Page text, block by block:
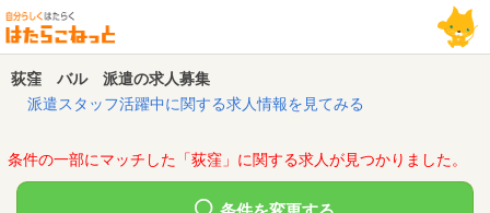
荻窪 バル 派遣の求人募集
派遣スタッフ活躍中に関する求人情報を見てみる
条件の一部にマッチした「荻窪」に関する求人が見つかりました。